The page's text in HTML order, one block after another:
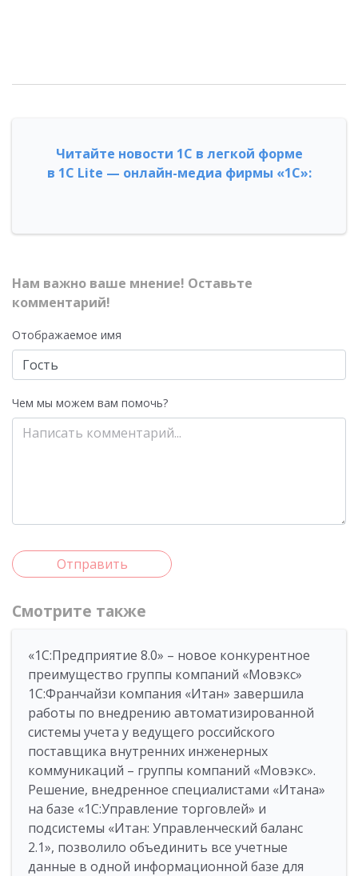
Читайте новости 1С в легкой форме
в 1С Lite — онлайн-медиа фирмы «1С»:
Нам важно ваше мнение! Оставьте
комментарий!
Отображаемое имя
Чем мы можем вам помочь?
Отправить
Смотрите также
«1С:Предприятие 8.0» – новое конкурентное
преимущество группы компаний «Мовэкс»
1С:Франчайзи компания «Итан» завершила
работы по внедрению автоматизированной
системы учета у ведущего российского
поставщика внутренних инженерных
коммуникаций – группы компаний «Мовэкс».
Решение, внедренное специалистами «Итана»
на базе «1С:Управление торговлей» и
подсистемы «Итан: Управленческий баланс
2.1», позволило объединить все учетные
данные в одной информационной базе для